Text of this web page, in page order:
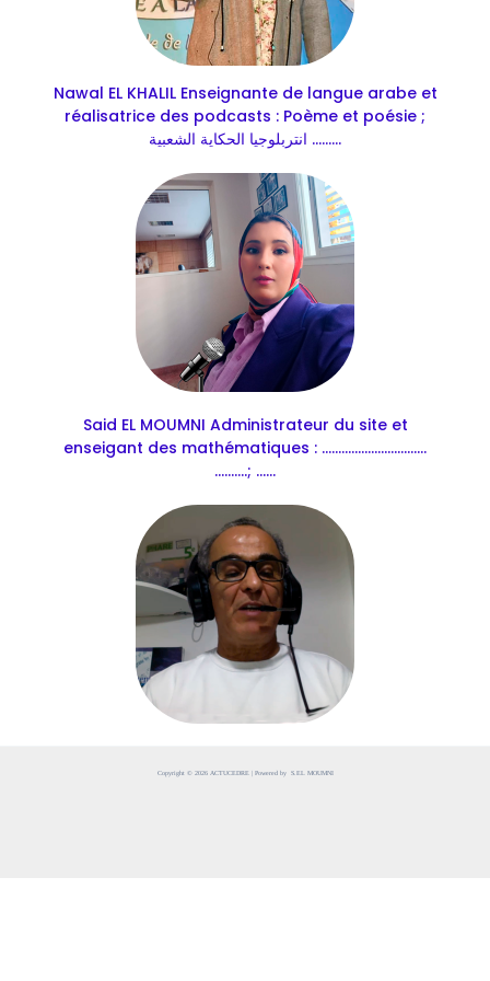
Nawal EL KHALIL Enseignante de langue arabe et
réalisatrice des podcasts : Poème et poésie ;
انتربلوجيا الحكاية الشعبية .........
Said EL MOUMNI Administrateur du site et
enseigant des mathématiques : ................................
..........; ......
Copyright © 2026 ACTUCEDRE | Powered by S.EL MOUMNI